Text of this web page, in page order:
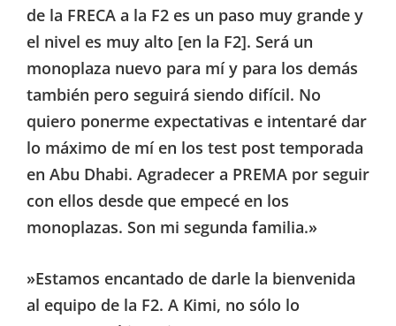
de la FRECA a la F2 es un paso muy grande y
el nivel es muy alto [en la F2]. Será un
monoplaza nuevo para mí y para los demás
también pero seguirá siendo difícil. No
quiero ponerme expectativas e intentaré dar
lo máximo de mí en los test post temporada
en Abu Dhabi. Agradecer a PREMA por seguir
con ellos desde que empecé en los
monoplazas. Son mi segunda familia.»
»Estamos encantado de darle la bienvenida
al equipo de la F2. A Kimi, no sólo lo